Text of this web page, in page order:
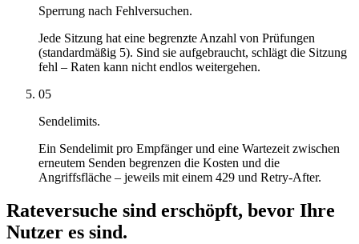
Sperrung nach Fehlversuchen.
Jede Sitzung hat eine begrenzte Anzahl von Prüfungen
(standardmäßig 5). Sind sie aufgebraucht, schlägt die Sitzung
fehl – Raten kann nicht endlos weitergehen.
05
Sendelimits.
Ein Sendelimit pro Empfänger und eine Wartezeit zwischen
erneutem Senden begrenzen die Kosten und die
Angriffsfläche – jeweils mit einem 429 und Retry-After.
Rateversuche sind erschöpft, bevor Ihre
Nutzer es sind.